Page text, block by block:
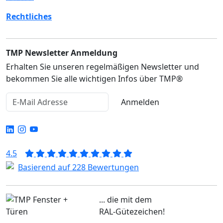
Rechtliches
TMP Newsletter Anmeldung
Erhalten Sie unseren regelmäßigen Newsletter und
bekommen Sie alle wichtigen Infos über TMP®
Anmelden
4.5
Basierend auf 228 Bewertungen
... die mit dem
RAL-Gütezeichen!